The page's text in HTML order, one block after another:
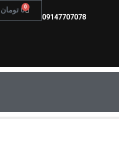
09147707078
0 تومان 0